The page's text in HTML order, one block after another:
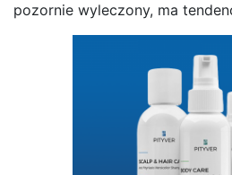
pozornie wyleczony, ma